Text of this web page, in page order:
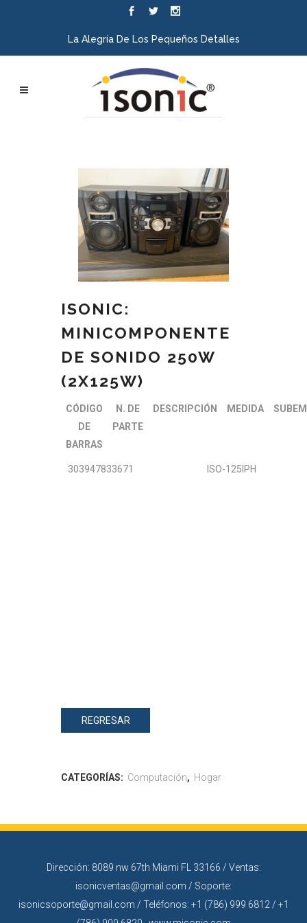
La Alegría De Los Pequeños Detalles
ISONIC:
MINICOMPONENTE
DE SONIDO 250W
(2X125W)
CÓDIGO
DE
BARRAS
N. DE
PARTE
DESCRIPCIÓN MEDIDA
303947833671 ISO-125IPH
REGRESAR
CATEGORÍAS: Computación, Hogar
Dirección: 8089 nw 67th Miami FL 33166 / Ventas:
isonicventas@gmail.com / Soporte:
isonicsoporte@gmail.com / Teléfonos: +1 (786) 999 6812 / +1